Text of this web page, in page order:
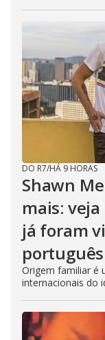
DO R7/HÁ 9 HORAS
Shawn
mais:
já foram
português
Origem familiar é
internacionais do